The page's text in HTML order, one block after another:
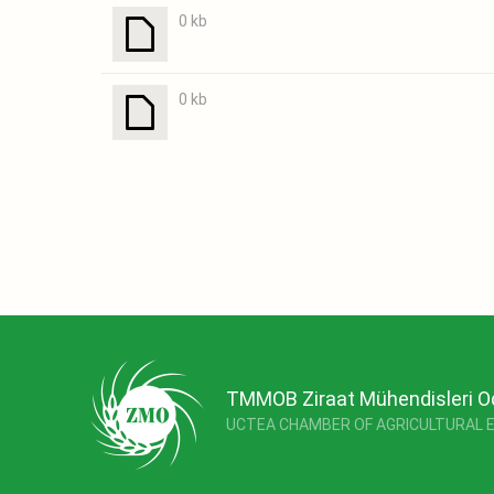
0 kb
0 kb
TMMOB Ziraat Mühendisleri
UCTEA CHAMBER OF AGRICULTURAL